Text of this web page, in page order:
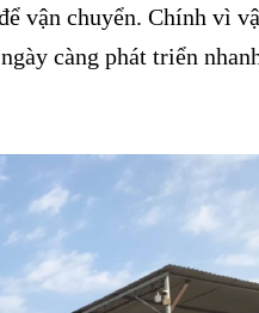
vận chuyển. Chính vì
ngày càng phát triển